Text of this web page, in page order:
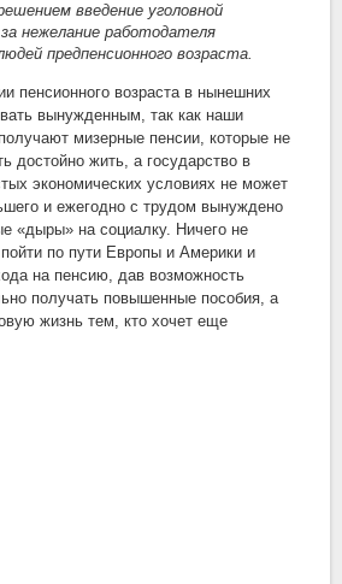
введение уголовной
нежелание работодателя
предпенсионного возраста.
пенсионного возраста в нынешних
вынужденным, так как наши
мизерные пенсии, которые не
достойно жить, а государство в
экономических условиях не может
и ежегодно с трудом вынуждено
«дыры» на социалку. Ничего не
по пути Европы и Америки и
на пенсию, дав возможность
получать повышенные пособия, а
жизнь тем, кто хочет еще